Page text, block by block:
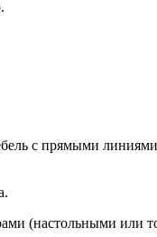
с прямыми
(настольными или